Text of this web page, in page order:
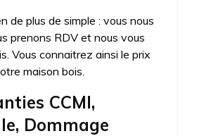
de plus de simple : vous nous
prenons RDV et nous vous
Vous connaitrez ainsi le prix
maison bois.
CCMI,
Dommage